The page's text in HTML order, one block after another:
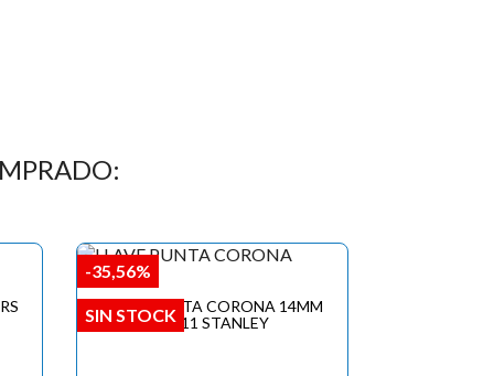
LLAVE PUNTA CORONA 14MM
72811 STANLEY
-35,56%
SIN STOCK